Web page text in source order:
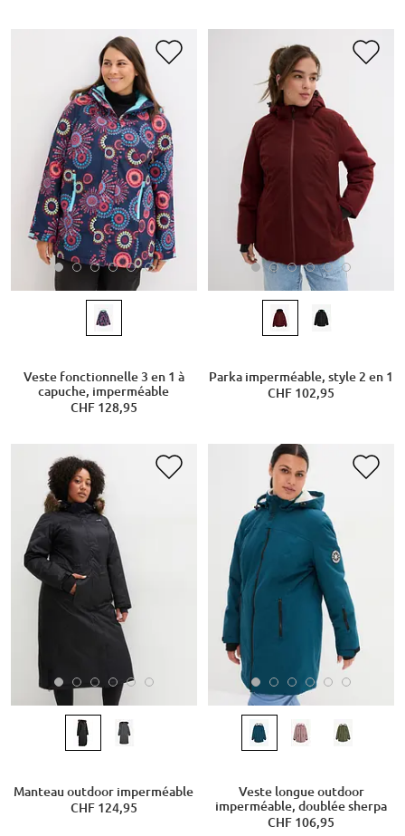
Veste fonctionnelle 3 en 1 à
capuche, imperméable
CHF 128,95
Parka imperméable, style 2 en 1
CHF 102,95
Manteau outdoor imperméable
CHF 124,95
Veste longue outdoor
imperméable, doublée sherpa
CHF 106,95